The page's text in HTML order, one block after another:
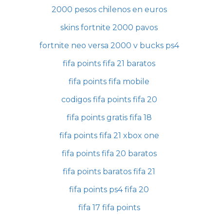
2000 pesos chilenos en euros
skins fortnite 2000 pavos
fortnite neo versa 2000 v bucks ps4
fifa points fifa 21 baratos
fifa points fifa mobile
codigos fifa points fifa 20
fifa points gratis fifa 18
fifa points fifa 21 xbox one
fifa points fifa 20 baratos
fifa points baratos fifa 21
fifa points ps4 fifa 20
fifa 17 fifa points